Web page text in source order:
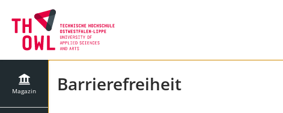
Magazin Barrierefreiheit